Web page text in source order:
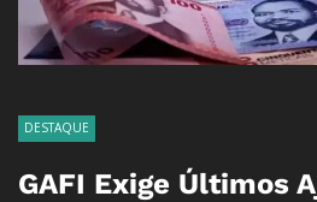
DESTAQUE
GAFI Exige Últimos